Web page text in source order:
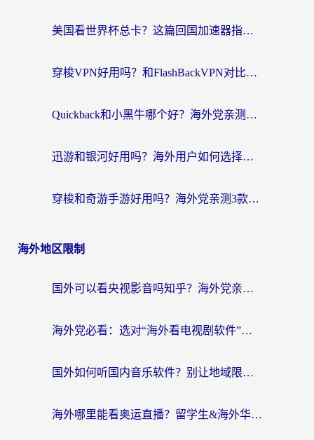
美国看世界杯总卡？这篇回国加速器指南帮你无缝刷国内资源（附苹果手机VPN设置步骤）
穿梭VPN好用吗？和FlashBackVPN对比哪个回国效果更好？
Quickback和小黑牛哪个好？海外党亲测指南，选对回国加速器秒回国内
迅游和银河好用吗？海外用户如何选择回国加速器实现无缝访问国内资源
穿梭和奇游手游好用吗？海外党亲测3款回国加速器，附蜜蜂加速器七天试用攻略
海外地区限制
国外可以看央视影音吗知乎？海外党亲测有效的回国加速方案
海外党必看：选对“海外看电视剧软件”，再也不用愁国内剧刷不了
国外如何听国内音乐软件？别让地域限制，断了你的中文歌单
海外哪里能看奥运直播？留学生&海外华人必看的体育赛事观赛终极指南